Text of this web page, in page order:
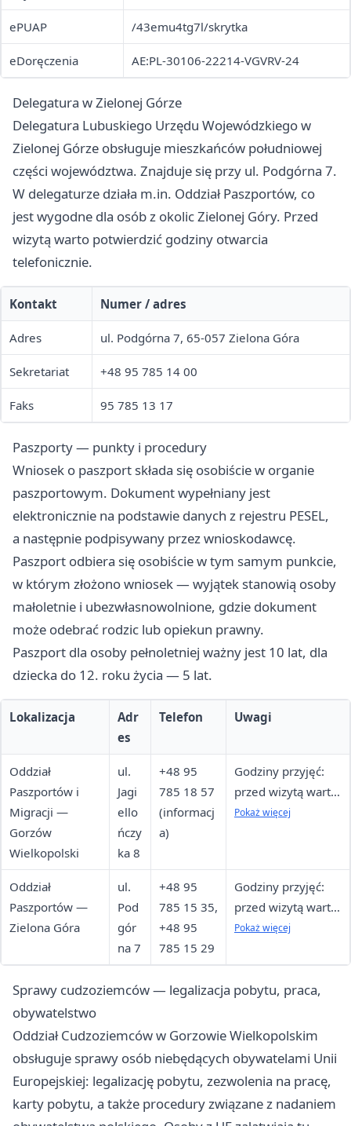
ePUAP /43emu4tg7l/skrytka
eDoręczenia AE:PL-30106-22214-VGVRV-24
Delegatura w Zielonej Górze
Delegatura Lubuskiego Urzędu Wojewódzkiego w
Zielonej Górze obsługuje mieszkańców południowej
części województwa. Znajduje się przy ul. Podgórna 7.
W delegaturze działa m.in. Oddział Paszportów, co
jest wygodne dla osób z okolic Zielonej Góry. Przed
wizytą warto potwierdzić godziny otwarcia
telefonicznie.
Kontakt Numer / adres
Adres ul. Podgórna 7, 65-057 Zielona Góra
Sekretariat +48 95 785 14 00
Faks 95 785 13 17
Paszporty — punkty i procedury
Wniosek o paszport składa się osobiście w organie
paszportowym. Dokument wypełniany jest
elektronicznie na podstawie danych z rejestru PESEL,
a następnie podpisywany przez wnioskodawcę.
Paszport odbiera się osobiście w tym samym punkcie,
w którym złożono wniosek — wyjątek stanowią osoby
małoletnie i ubezwłasnowolnione, gdzie dokument
może odebrać rodzic lub opiekun prawny.
Paszport dla osoby pełnoletniej ważny jest 10 lat, dla
dziecka do 12. roku życia — 5 lat.
Lokalizacja
Adr
es
Telefon Uwagi
Oddział
Paszportów i
Migracji —
Gorzów
Wielkopolski
ul.
Jagi
ello
ńczy
ka 8
+48 95
785 18 57
(informacj
a)
Godziny przyjęć:
przed wizytą warto
potwierdzić
Pokaż więcej
Oddział
Paszportów —
Zielona Góra
ul.
Pod
gór
na 7
+48 95
785 15 35,
+48 95
785 15 29
Godziny przyjęć:
przed wizytą warto
potwierdzić
Pokaż więcej
Sprawy cudzoziemców — legalizacja pobytu, praca,
obywatelstwo
Oddział Cudzoziemców w Gorzowie Wielkopolskim
obsługuje sprawy osób niebędących obywatelami Unii
Europejskiej: legalizację pobytu, zezwolenia na pracę,
karty pobytu, a także procedury związane z nadaniem